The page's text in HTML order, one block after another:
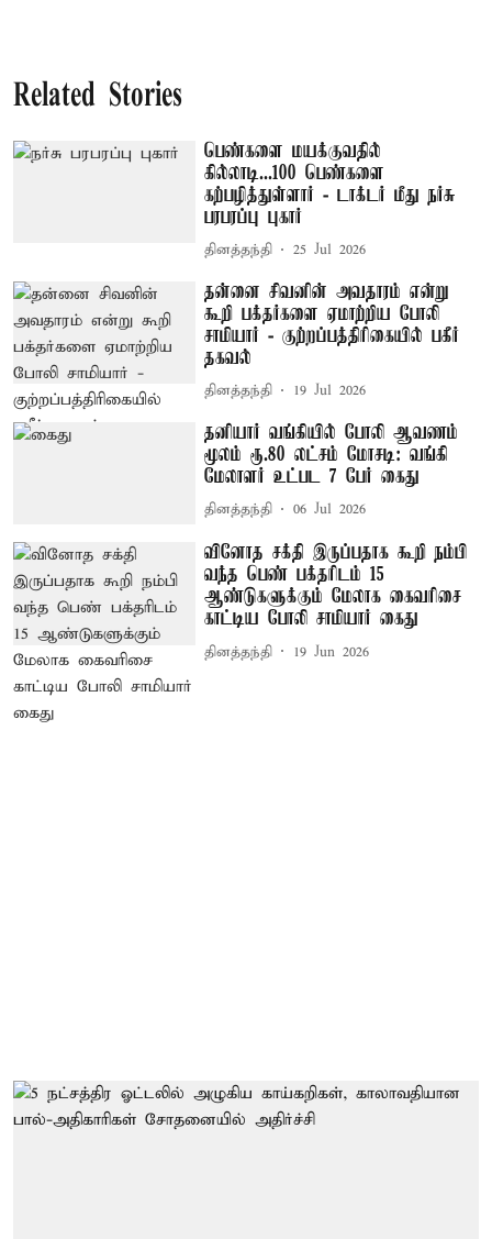
Related Stories
பெண்களை மயக்குவதில்
கில்லாடி...100 பெண்களை
கற்பழித்துள்ளார் - டாக்டர் மீது நர்சு
பரபரப்பு புகார்
தினத்தந்தி 25 Jul 2026
தன்னை சிவனின் அவதாரம் என்று
கூறி பக்தர்களை ஏமாற்றிய போலி
சாமியார் - குற்றப்பத்திரிகையில் பகீர்
தகவல்
தினத்தந்தி 19 Jul 2026
தனியார் வங்கியில் போலி ஆவணம்
மூலம் ரூ.80 லட்சம் மோசடி: வங்கி
மேலாளர் உட்பட 7 பேர் கைது
தினத்தந்தி 06 Jul 2026
வினோத சக்தி இருப்பதாக கூறி நம்பி
வந்த பெண் பக்தரிடம் 15
ஆண்டுகளுக்கும் மேலாக கைவரிசை
காட்டிய போலி சாமியார் கைது
தினத்தந்தி 19 Jun 2026